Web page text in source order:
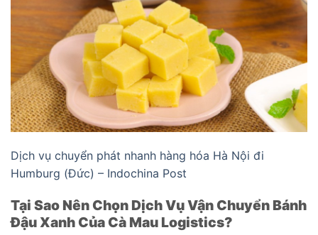
Dịch vụ chuyển phát nhanh hàng hóa Hà Nội đi
Humburg (Đức) – Indochina Post
Tại Sao Nên Chọn Dịch Vụ Vận Chuyển Bánh
Đậu Xanh Của Cà Mau Logistics?